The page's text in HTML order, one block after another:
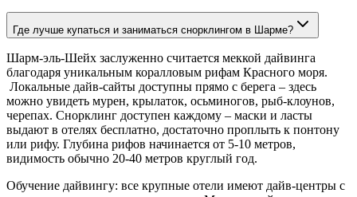
Где лучше купаться и заниматься снорклингом в Шарме?
Шарм-эль-Шейх заслуженно считается меккой дайвинга
благодаря уникальным коралловым рифам Красного моря.
Локальные дайв-сайты доступны прямо с берега – здесь
можно увидеть мурен, крылаток, осьминогов, рыб-клоунов,
черепах. Снорклинг доступен каждому – маски и ласты
выдают в отелях бесплатно, достаточно проплыть к понтону
или рифу. Глубина рифов начинается от 5-10 метров,
видимость обычно 20-40 метров круглый год.
Обучение дайвингу: все крупные отели имеют дайв-центры с